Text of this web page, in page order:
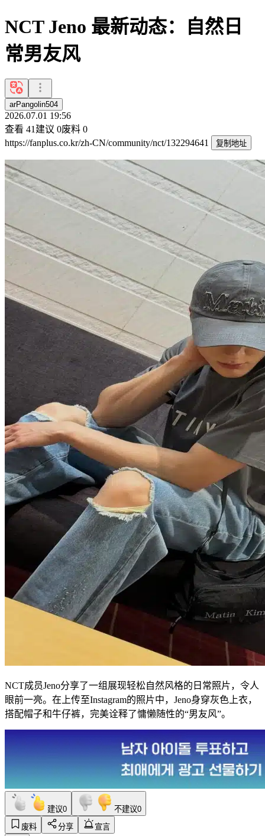
NCT Jeno 最新动态：自然日
常男友风
arPangolin504
2026.07.01 19:56
查看 41 建议 0废料 0
https://fanplus.co.kr/zh-CN/community/nct/132294641
复制地址
NCT成员Jeno分享了一组展现轻松自然风格的日常照片，令人
眼前一亮。在上传至Instagram的照片中，Jeno身穿灰色上衣，
搭配帽子和牛仔裤，完美诠释了慵懒随性的“男友风”。
建议0 不建议0
废料
分享
宣言